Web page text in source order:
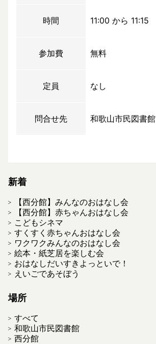
時間 11:00 から 11:15
参加費 無料
定員 なし
問合せ先 和歌山市民図書館
新着
【西分館】みんなのおはなし会
【西分館】赤ちゃんおはなし会
こどもシネマ
すくすく赤ちゃんおはなし会
ワクワクみんなのおはなし会
絵本・紙芝居を楽しむ会
おはなしだいすきよっといで！
えいごであそぼう
場所
すべて
和歌山市民図書館
西分館